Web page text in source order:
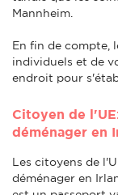
Mannheim.
En fin de compte,
individuels et de
endroit pour
Citoyen de
déménager en
Les citoyens de
déménager en